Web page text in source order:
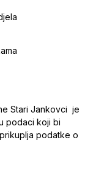
Stari Jankovci je
podaci koji bi
podatke o